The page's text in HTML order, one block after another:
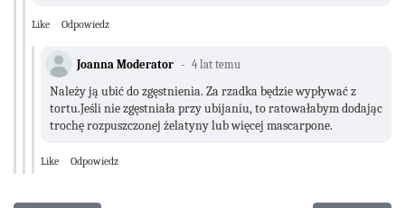
Like Odpowiedz
Joanna Moderator 4 lat temu
Należy ją ubić do zgęstnienia. Za rzadka będzie wypływać z
tortu.Jeśli nie zgęstniała przy ubijaniu, to ratowałabym dodając
trochę rozpuszczonej żelatyny lub więcej mascarpone.
Like Odpowiedz